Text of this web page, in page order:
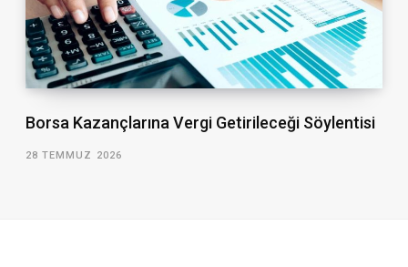
Borsa Kazançlarına Vergi Getirileceği Söylentisi
28 TEMMUZ 2026